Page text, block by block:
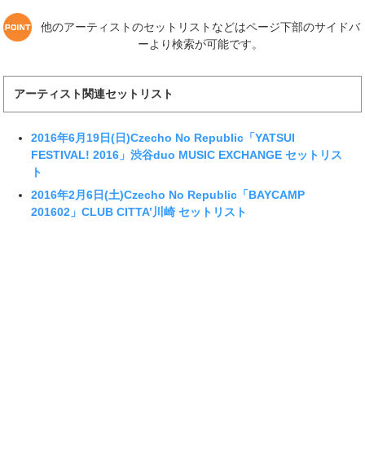
他のアーティストのセットリストなどはページ下部のサイドバ
ーより検索が可能です。
アーティスト関連セットリスト
2016年6月19日(日)Czecho No Republic「YATSUI
FESTIVAL! 2016」渋谷duo MUSIC EXCHANGE セットリス
ト
2016年2月6日(土)Czecho No Republic「BAYCAMP
201602」CLUB CITTA’川崎 セットリスト